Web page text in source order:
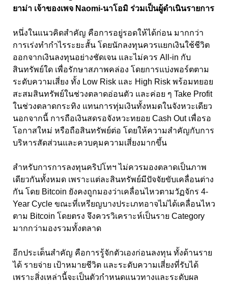
ยาม่า เจ้าของเพจ Naomi-นาโอมิ ร่วมเป็นผู้ดำเนินรายการ
หนึ่งในแนวคิดสำคัญ คือการอยู่รอดให้ได้ก่อน มากกว่า
การเร่งทำกำไรระยะสั้น โดยนักลงทุนควรแยกเงินใช้ชีวิต
ออกจากเงินลงทุนอย่างชัดเจน และไม่ควร All-in กับ
สินทรัพย์ใด เพื่อรักษาสภาพคล่อง โดยการแบ่งพอร์ตตาม
ระดับความเสี่ยง ทั้ง Low Risk และ High Risk พร้อมทยอย
สะสมสินทรัพย์ในช่วงตลาดอ่อนตัว และค่อย ๆ Take Profit
ในช่วงตลาดกระทิง แทนการทุ่มเงินทั้งหมดในจังหวะเดียว
นอกจากนี้ การถือเงินสดรอจังหวะทยอย Cash Out เพื่อรอ
โอกาสใหม่ หรือถือสินทรัพย์ต่อ โดยให้ความสำคัญกับการ
บริหารสัดส่วนและควบคุมความเสี่ยงมากขึ้น
สำหรับการการลงทุนคริปโทฯ ไม่ควรมองตลาดเป็นภาพ
เดียวกันทั้งหมด เพราะแต่ละสินทรัพย์มีปัจจัยขับเคลื่อนต่าง
กัน โดย Bitcoin ยังคงถูกมองว่าเคลื่อนไหวตามวัฏจักร 4-
Year Cycle ขณะที่เหรียญบางประเภทอาจไม่ได้เคลื่อนไหว
ตาม Bitcoin โดยตรง จึงควรวิเคราะห์เป็นราย Category
มากกว่ามองรวมทั้งตลาด
อีกประเด็นสำคัญ คือการรู้จักตัวเองก่อนลงทุน ทั้งด้านราย
ได้ รายจ่าย เป้าหมายชีวิต และระดับความเสี่ยงที่รับได้
เพราะสิ่งเหล่านี้จะเป็นตัวกำหนดแนวทางและระดับผล